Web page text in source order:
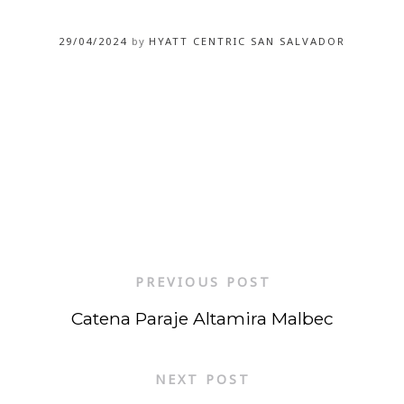
29/04/2024 by HYATT CENTRIC SAN SALVADOR
PREVIOUS POST
Catena Paraje Altamira Malbec
NEXT POST